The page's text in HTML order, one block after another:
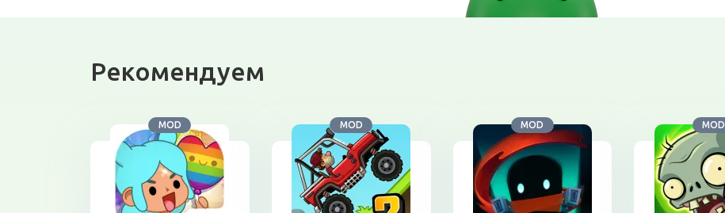
Рекомендуем
MOD MOD MOD MOD